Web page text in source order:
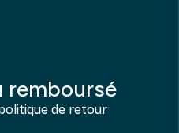
remboursé
de retour